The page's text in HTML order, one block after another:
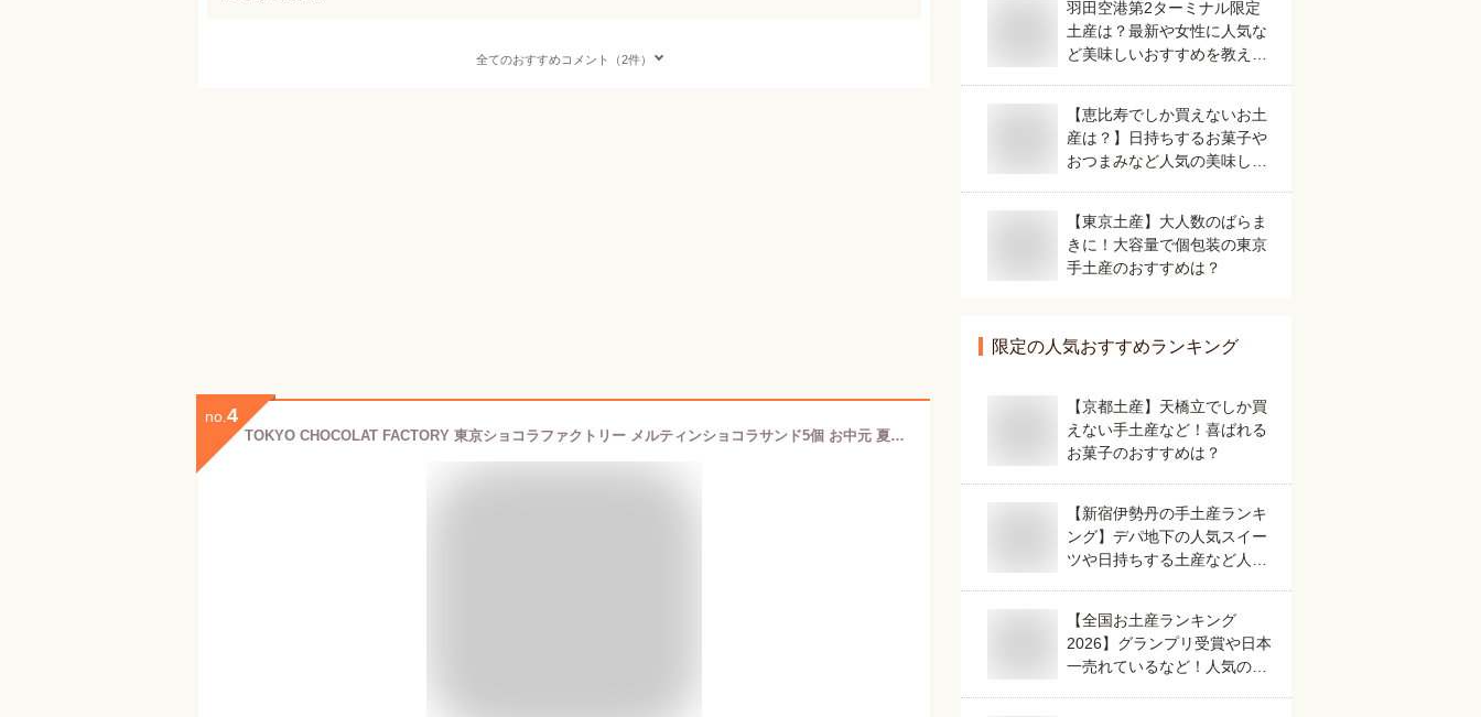
全てのおすすめコメント（2件）
no. 4
TOKYO CHOCOLAT FACTORY 東京ショコラファクトリー メルティンショコラサンド5個 お中元 夏ギフト 東京お土産 ギフト プレゼント お土産 贈り物 おしゃれ お返し スイーツ お菓子 プチギフト 銘菓 東京みやげ 東京土産 送料無料
羽田空港第2ターミナル限定
土産は？最新や女性に人気な
ど美味しいおすすめを教えて
【恵比寿でしか買えないお土
産は？】日持ちするお菓子や
おつまみなど人気の美味しい
【東京土産】大人数のばらま
きに！大容量で個包装の東京
手土産のおすすめは？
限定の人気おすすめランキング
【京都土産】天橋立でしか買
えない手土産など！喜ばれる
お菓子のおすすめは？
【新宿伊勢丹の手土産ランキ
ング】デパ地下の人気スイー
ツや日持ちする土産など人気
【全国お土産ランキング
2026】グランプリ受賞や日本
一売れているなど！人気のご